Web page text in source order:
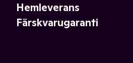
Hemleverans
Färskvarugaranti